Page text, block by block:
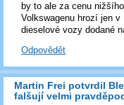
by to ale za cenu
Volkswagenu hrozí jen
dieselové vozy dodané
Odpovědět
Martin Frei potvrdil
falšují velmi